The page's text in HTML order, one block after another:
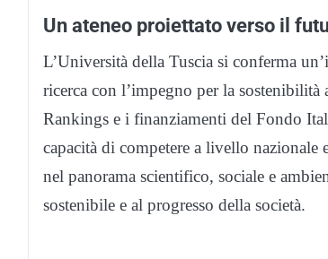
Un ateneo proiettato verso il
L’Università della Tuscia si conferma
ricerca con l’impegno per la
Rankings e i finanziamenti del Fondo
capacità di competere a livello nazionale
nel panorama scientifico, sociale e
sostenibile e al progresso della società.